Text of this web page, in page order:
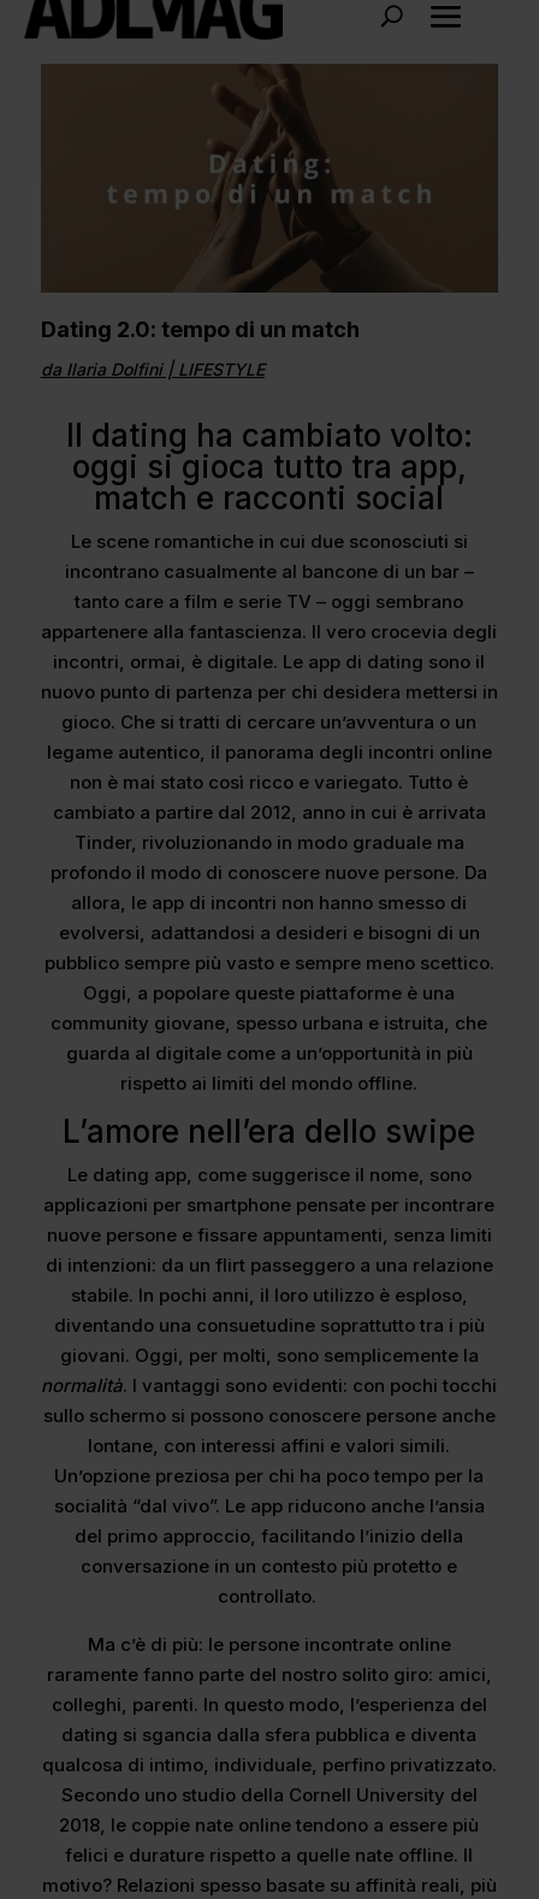
Dating 2.0: tempo di un match
da Ilaria Dolfini| LIFESTYLE
Il dating ha cambiato volto:
oggi si gioca tutto tra app,
match e racconti social
Le scene romantiche in cui due sconosciuti si
incontrano casualmente al bancone di un bar –
tanto care a film e serie TV – oggi sembrano
appartenere alla fantascienza. Il vero crocevia degli
incontri, ormai, è digitale. Le app di dating sono il
nuovo punto di partenza per chi desidera mettersi in
gioco. Che si tratti di cercare un’avventura o un
legame autentico, il panorama degli incontri online
non è mai stato così ricco e variegato. Tutto è
cambiato a partire dal 2012, anno in cui è arrivata
Tinder, rivoluzionando in modo graduale ma
profondo il modo di conoscere nuove persone. Da
allora, le app di incontri non hanno smesso di
evolversi, adattandosi a desideri e bisogni di un
pubblico sempre più vasto e sempre meno scettico.
Oggi, a popolare queste piattaforme è una
community giovane, spesso urbana e istruita, che
guarda al digitale come a un’opportunità in più
rispetto ai limiti del mondo offline.
L’amore nell’era dello swipe
Le dating app, come suggerisce il nome, sono
applicazioni per smartphone pensate per incontrare
nuove persone e fissare appuntamenti, senza limiti
di intenzioni: da un flirt passeggero a una relazione
stabile. In pochi anni, il loro utilizzo è esploso,
diventando una consuetudine soprattutto tra i più
giovani. Oggi, per molti, sono semplicemente la
normalità. I vantaggi sono evidenti: con pochi tocchi
sullo schermo si possono conoscere persone anche
lontane, con interessi affini e valori simili.
Un’opzione preziosa per chi ha poco tempo per la
socialità “dal vivo”. Le app riducono anche l’ansia
del primo approccio, facilitando l’inizio della
conversazione in un contesto più protetto e
controllato.
Ma c’è di più: le persone incontrate online
raramente fanno parte del nostro solito giro: amici,
colleghi, parenti. In questo modo, l’esperienza del
dating si sgancia dalla sfera pubblica e diventa
qualcosa di intimo, individuale, perfino privatizzato.
Secondo uno studio della Cornell University del
2018, le coppie nate online tendono a essere più
felici e durature rispetto a quelle nate offline. Il
motivo? Relazioni spesso basate su affinità reali, più